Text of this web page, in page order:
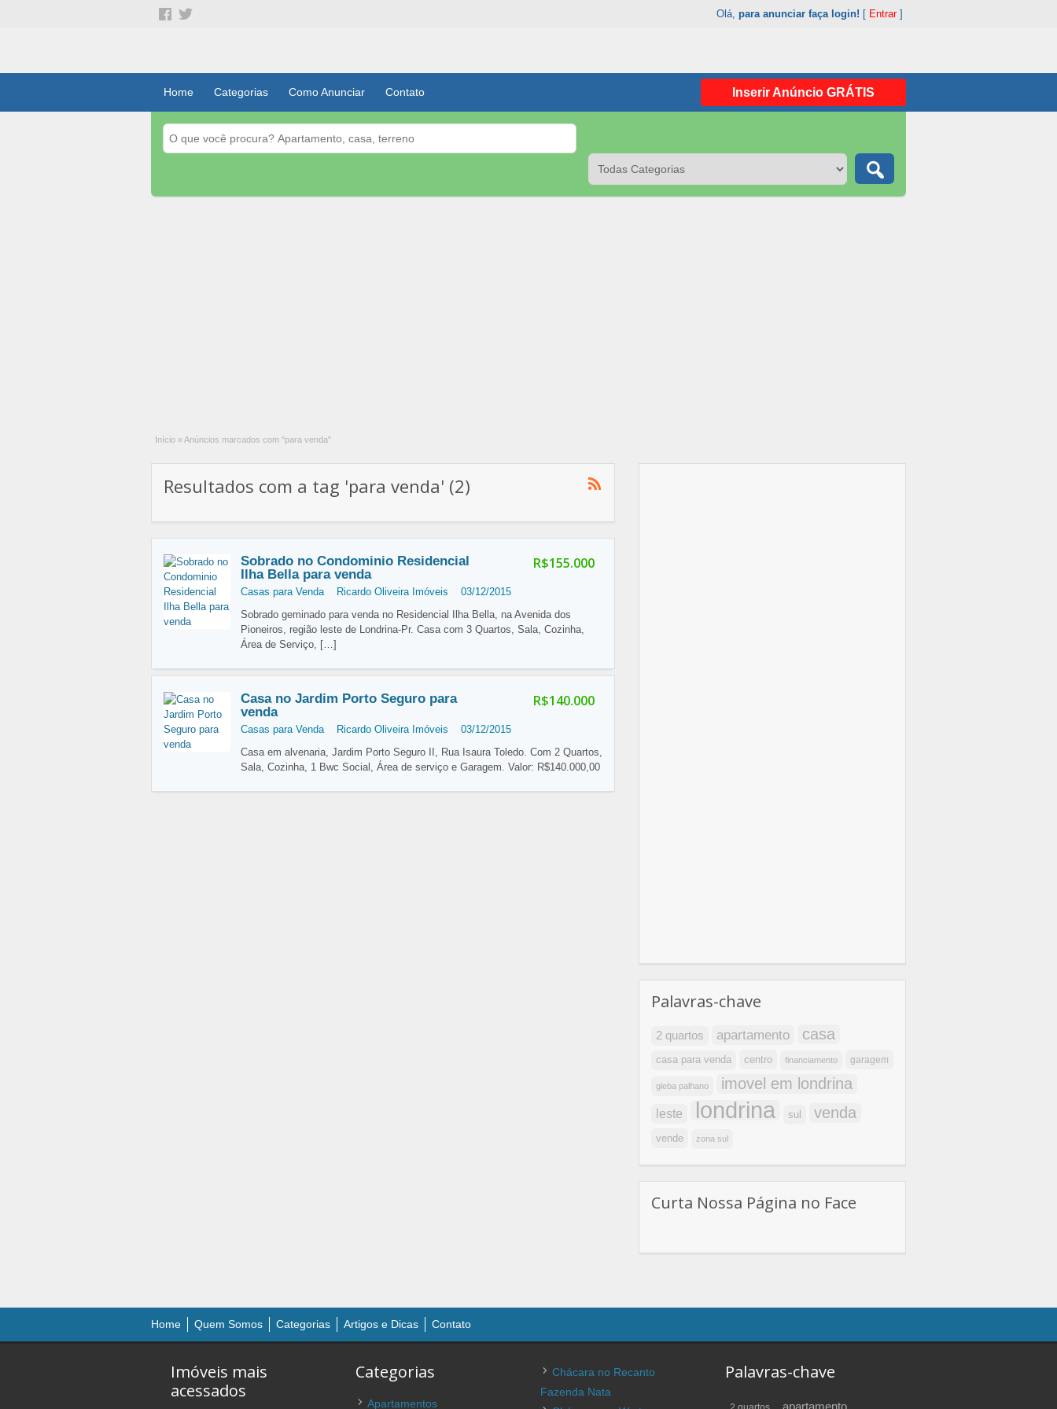
Olá, para anunciar faça login! [ Entrar]
Home Categorias Como Anunciar Contato Inserir Anúncio GRÁTIS
Início »Anúncios marcados com "para venda"
Resultados com a tag 'para venda' (2)
R$155.000
Sobrado no Condominio Residencial
Ilha Bella para venda
Casas para Venda Ricardo Oliveira Imóveis
03/12/2015
Sobrado geminado para venda no Residencial Ilha Bella, na Avenida dos
Pioneiros, região leste de Londrina-Pr. Casa com 3 Quartos, Sala, Cozinha,
Área de Serviço, […]
R$140.000
Casa no Jardim Porto Seguro para
venda
Casas para Venda Ricardo Oliveira Imóveis
03/12/2015
Casa em alvenaria, Jardim Porto Seguro II, Rua Isaura Toledo. Com 2 Quartos,
Sala, Cozinha, 1 Bwc Social, Área de serviço e Garagem. Valor: R$140.000,00
Palavras-chave
2 quartos apartamento casa
casa para venda centro financiamento garagem
gleba palhano imovel em londrina
leste londrina sul venda
vende zona sul
Curta Nossa Página no Face
Home Quem Somos Categorias Artigos e Dicas Contato
Imóveis mais
acessados
Categorias
Apartamentos
Chácara no Recanto
Fazenda Nata
Palavras-chave
apartamento